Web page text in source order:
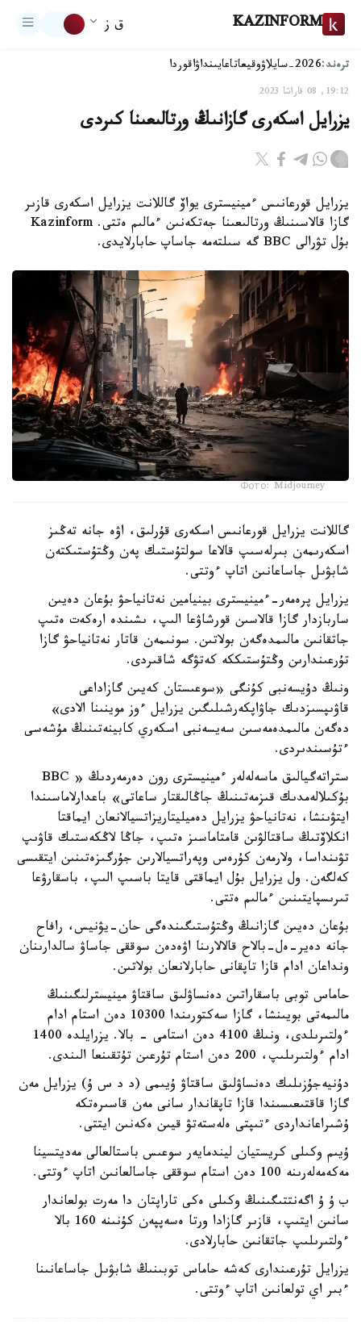
KAZINFORM ق ز
ترەند:2026-سايلاۋ وقيعاتاعايىنداۋاقوردا
19:12, 08 قاراشا 2023
يزرايل اسكەرى گازانىڭ ورتالىعىنا كىردى
يزرايل قورعانىس ءمينيسترى يواۆ گاللانت يزرايل اسكەرى قازىر
گازا قالاسىنىڭ ورتالىعىنا جەتكەنىن ءمالىم ەتتى. Kazinform
بۇل تۋرالى BBC گە سىلتەمە جاساپ حابارلايدى.
Фото: Midjourney
گاللانت يزرايل قورعانىس اسكەرى قۇرلىق، اۋە جانە تەڭىز
اسكەرىمەن بىرلەسىپ قالاعا سولتۇستىك پەن وڭتۇستىكتەن
شابۋىل جاساعانىن اتاپ ءوتتى.
يزرايل پرەمەر-ءمينيسترى بينيامين نەتانياحۋ بۇعان دەيىن
ساربازدار گازا قالاسىن قورشاۋعا الىپ، ىشىندە ارەكەت ەتىپ
جاتقانىن مالىمدەگەن بولاتىن. سونىمەن قاتار نەتانياحۋ گازا
تۇرعىندارىن وڭتۇستىككە كەتۋگە شاقىردى.
ونىڭ دۇيسەنبى كۇنگى «سوعىستان كەيىن گازاداعى
قاۋىپسىزدىك جاۋاپكەرشىلىگىن يزرايل ءوز موينىنا الادى»
دەگەن مالىمدەمەسىن سەيسەنبى اسكەري كابينەتىنىڭ مۇشەسى
ءتۇسىندىردى.
ستراتەگيالىق ماسەلەلەر ءمينيسترى رون دەرمەردىڭ « BBC
بۇكىلالەمدىك قىزمەتىنىڭ جاڭالىقتار ساعاتى» باعدارلاماسىندا
ايتۋىنشا، نەتانياحۋ يزرايل دەميليتاريزاتسيالانعان ايماقتا
انكلاۆتىڭ ساقتالۋىن قامتاماسىز ەتىپ، جاڭا لاڭكەستىك قاۋىپ
تۋىنداسا، ولارمەن كۇرەس وپەراتسيالارىن جۇرگىزەتىنىن ايتقىسى
كەلگەن. ول يزرايل بۇل ايماقتى قايتا باسىپ الىپ، باسقارۋعا
تىرىسپايتىنىن ءمالىم ەتتى.
بۇعان دەيىن گازانىڭ وڭتۇستىگىندەگى حان-يۋنيس، رافاح
جانە دەير-ەل-بالاح قالالارىنا اۋەدەن سوققى جاساۋ سالدارىنان
ونداعان ادام قازا تاپقانى حابارلانعان بولاتىن.
حاماس توبى باسقاراتىن دەنساۋلىق ساقتاۋ مينيسترلىگىنىڭ
مالىمەتى بويىنشا، گازا سەكتورىندا 10300 دەن استام ادام
ءولتىرىلدى، ونىڭ 4100 دەن استامى - بالا. يزرايلدە 1400
ادام ءولتىرىلىپ، 200 دەن استام تۇرعىن تۇتقىنعا الىندى.
دۇنيەجۇزىلىك دەنساۋلىق ساقتاۋ ۇيىمى (د د س ۇ) يزرايل مەن
گازا قاقتىعىسىندا قازا تاپقاندار سانى مەن قاسىرەتكە
ۇشىراعانداردى ءتىپتى ەلەستەتۋ قيىن ەكەنىن ايتتى.
ۇيىم وكىلى كريستيان ليندمايەر سوعىس باستالعالى مەديتسينا
مەكەمەلەرىنە 100 دەن استام سوققى جاسالعانىن اتاپ ءوتتى.
ب ۇ ۇ اگەنتتىگىنىڭ وكىلى ەكى تاراپتان دا مەرت بولعاندار
سانىن ايتىپ، قازىر گازادا ورتا ەسەپپەن كۇنىنە 160 بالا
ءولتىرىلىپ جاتقانىن حابارلادى.
يزرايل تۇرعىندارى كەشە حاماس توبىنىڭ شابۋىل جاساعانىنا
ءبىر اي تولعانىن اتاپ ءوتتى.